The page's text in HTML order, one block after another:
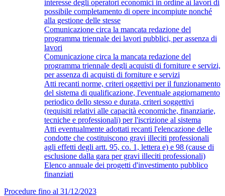
interesse degli operatori economici in ordine ai lavori di
possibile completamento di opere incompiute nonché
alla gestione delle stesse
Comunicazione circa la mancata redazione del
programma triennale dei lavori pubblici, per assenza di
lavori
Comunicazione circa la mancata redazione del
programma triennale degli acquisti di forniture e servizi,
per assenza di acquisti di forniture e servizi
Atti recanti norme, criteri oggettivi per il funzionamento
del sistema di qualificazione, l'eventuale aggiornamento
periodico dello stesso e durata, criteri soggettivi
(requisiti relativi alle capacità economiche, finanziarie,
tecniche e professionali) per l'iscrizione al sistema
Atti eventualmente adottati recanti l'elencazione delle
condotte che costituiscono gravi illeciti professionali
agli effetti degli artt. 95, co. 1, lettera e) e 98 (cause di
esclusione dalla gara per gravi illeciti professionali)
Elenco annuale dei progetti d'investimento pubblico
finanziati
Procedure fino al 31/12/2023